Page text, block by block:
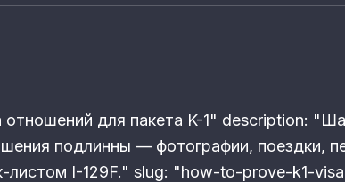
для пакета K-1" description:
подлинны — фотографии, поездки,
листом I-129F." slug: "how-to-prove-k1-